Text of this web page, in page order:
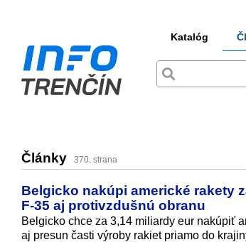
Katalóg
Články 370. strana
Belgicko nakúpi americké rakety
F‑35 aj protivzdušnú obranu
Belgicko chce za 3,14 miliardy eur nakúpiť
aj presun časti výroby rakiet priamo do